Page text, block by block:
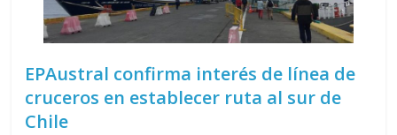
EPAustral confirma interés de línea de
cruceros en establecer ruta al sur de
Chile